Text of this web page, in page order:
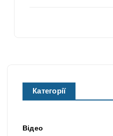
Категорії
Відео